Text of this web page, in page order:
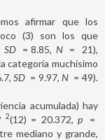
afirmar que los
(3) son los que
SD = 8.85, N =
21),
categoría muchísimo
SD = 9.97, N = 49).
acumulada) hay
2(12) = 20.372, p
=
mediano y grande,